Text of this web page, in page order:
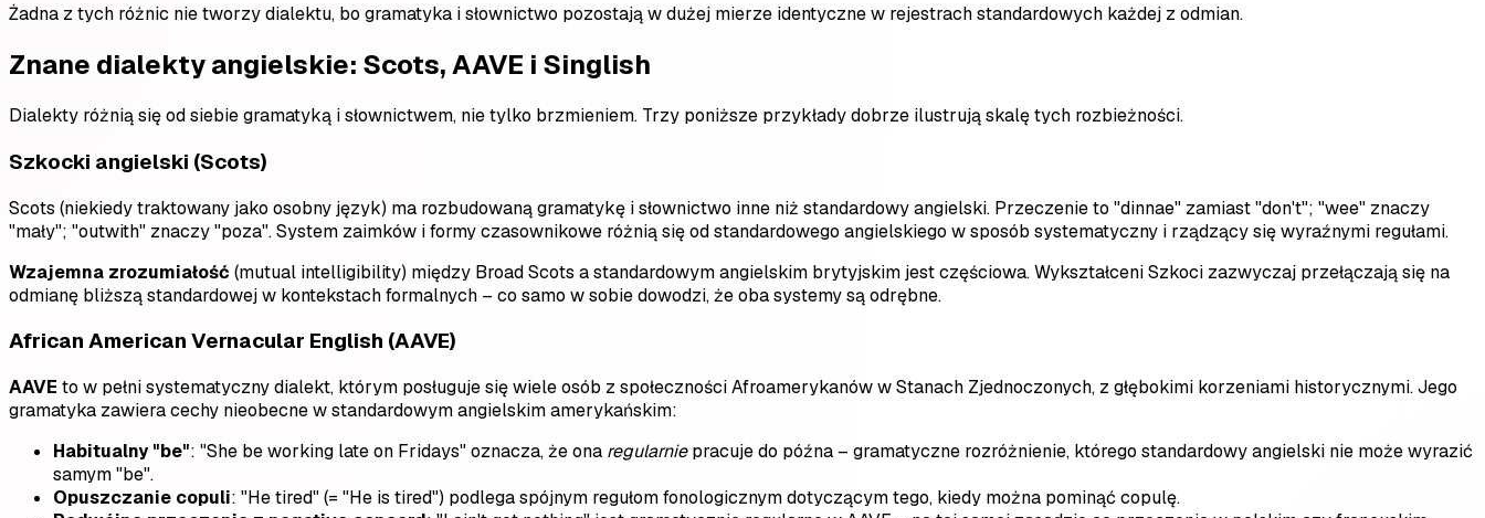
Żadna z tych różnic nie tworzy dialektu, bo gramatyka i słownictwo pozostają w dużej mierze identyczne w rejestrach standardowych każdej z odmian.
Znane dialekty angielskie: Scots, AAVE i Singlish
Dialekty różnią się od siebie gramatyką i słownictwem, nie tylko brzmieniem. Trzy poniższe przykłady dobrze ilustrują skalę tych rozbieżności.
Szkocki angielski (Scots)
Scots (niekiedy traktowany jako osobny język) ma rozbudowaną gramatykę i słownictwo inne niż standardowy angielski. Przeczenie to "dinnae" zamiast "don't"; "wee" znaczy
"mały"; "outwith" znaczy "poza". System zaimków i formy czasownikowe różnią się od standardowego angielskiego w sposób systematyczny i rządzący się wyraźnymi regułami.
Wzajemna zrozumiałość (mutual intelligibility) między Broad Scots a standardowym angielskim brytyjskim jest częściowa. Wykształceni Szkoci zazwyczaj przełączają się na
odmianę bliższą standardowej w kontekstach formalnych – co samo w sobie dowodzi, że oba systemy są odrębne.
African American Vernacular English (AAVE)
AAVE to w pełni systematyczny dialekt, którym posługuje się wiele osób z społeczności Afroamerykanów w Stanach Zjednoczonych, z głębokimi korzeniami historycznymi. Jego
gramatyka zawiera cechy nieobecne w standardowym angielskim amerykańskim:
Habitualny "be": "She be working late on Fridays" oznacza, że ona regularniepracuje do późna – gramatyczne rozróżnienie, którego standardowy angielski nie może wyrazić
samym "be".
Opuszczanie copuli: "He tired" (= "He is tired") podlega spójnym regułom fonologicznym dotyczącym tego, kiedy można pominąć copulę.